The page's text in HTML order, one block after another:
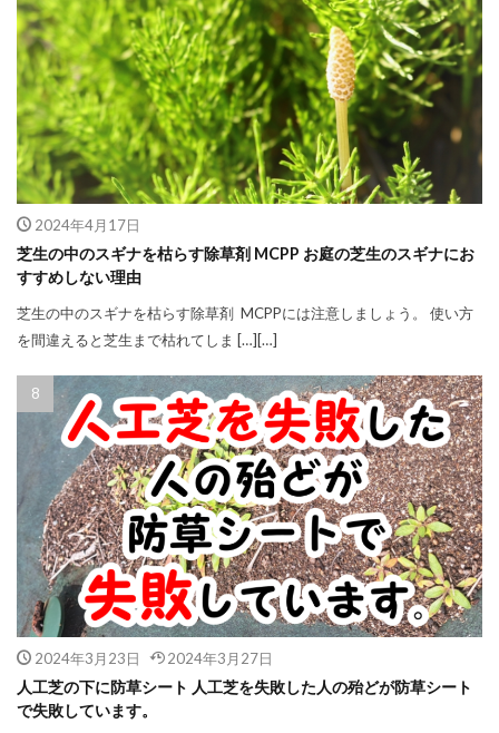
2024年4月17日
芝生の中のスギナを枯らす除草剤 MCPP お庭の芝生のスギナにお
すすめしない理由
芝生の中のスギナを枯らす除草剤 MCPPには注意しましょう。 使い方
を間違えると芝生まで枯れてしま […][…]
2024年3月23日 2024年3月27日
人工芝の下に防草シート 人工芝を失敗した人の殆どが防草シート
で失敗しています。